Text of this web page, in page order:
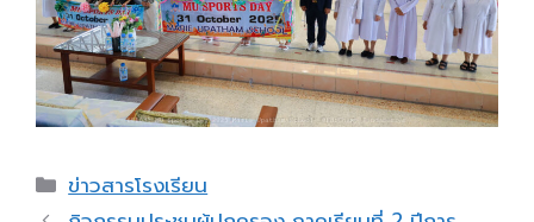
Categories
ข่าวสารโรงเรียน